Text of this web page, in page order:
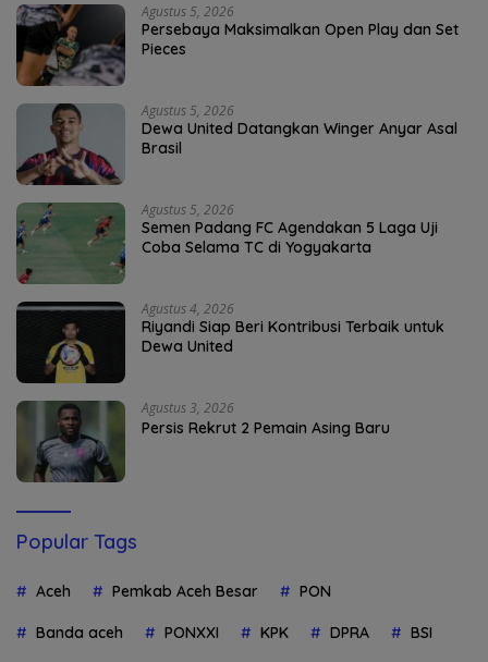
Agustus 5, 2026
Persebaya Maksimalkan Open Play dan Set
Pieces
Agustus 5, 2026
Dewa United Datangkan Winger Anyar Asal
Brasil
Agustus 5, 2026
Semen Padang FC Agendakan 5 Laga Uji
Coba Selama TC di Yogyakarta
Agustus 4, 2026
Riyandi Siap Beri Kontribusi Terbaik untuk
Dewa United
Agustus 3, 2026
Persis Rekrut 2 Pemain Asing Baru
Popular Tags
Aceh Pemkab Aceh Besar PON
Banda aceh PONXXI KPK DPRA BSI